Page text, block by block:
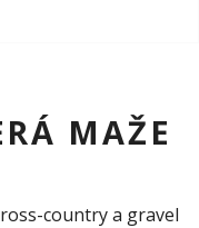
MAŽE
-country a gravel